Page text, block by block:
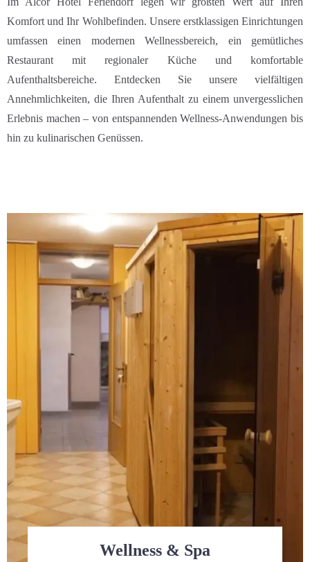
Komfort und Ihr Wohlbefinden. Unsere erstklassigen Einrichtungen
umfassen einen modernen Wellnessbereich, ein gemütliches
Restaurant mit regionaler Küche und komfortable
Aufenthaltsbereiche. Entdecken Sie unsere vielfältigen
Annehmlichkeiten, die Ihren Aufenthalt zu einem unvergesslichen
Erlebnis machen – von entspannenden Wellness-Anwendungen bis
hin zu kulinarischen Genüssen.
Wellness & Spa